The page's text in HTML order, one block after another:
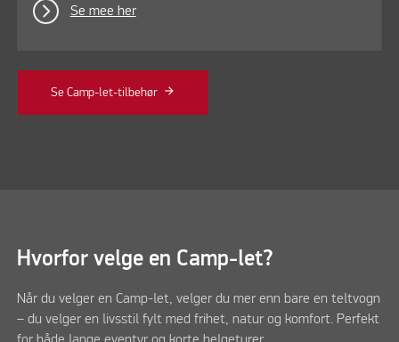
Se mee her
Se Camp-let-tilbehør
Hvorfor velge en Camp-let?
Når du velger en Camp-let, velger du mer enn bare en teltvogn
– du velger en livsstil fylt med frihet, natur og komfort. Perfekt